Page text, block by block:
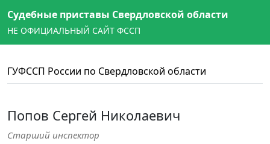
Судебные приставы Свердловской области
НЕ ОФИЦИАЛЬНЫЙ САЙТ ФССП
ГУФССП России по Свердловской области
Попов Сергей Николаевич
Старший инспектор